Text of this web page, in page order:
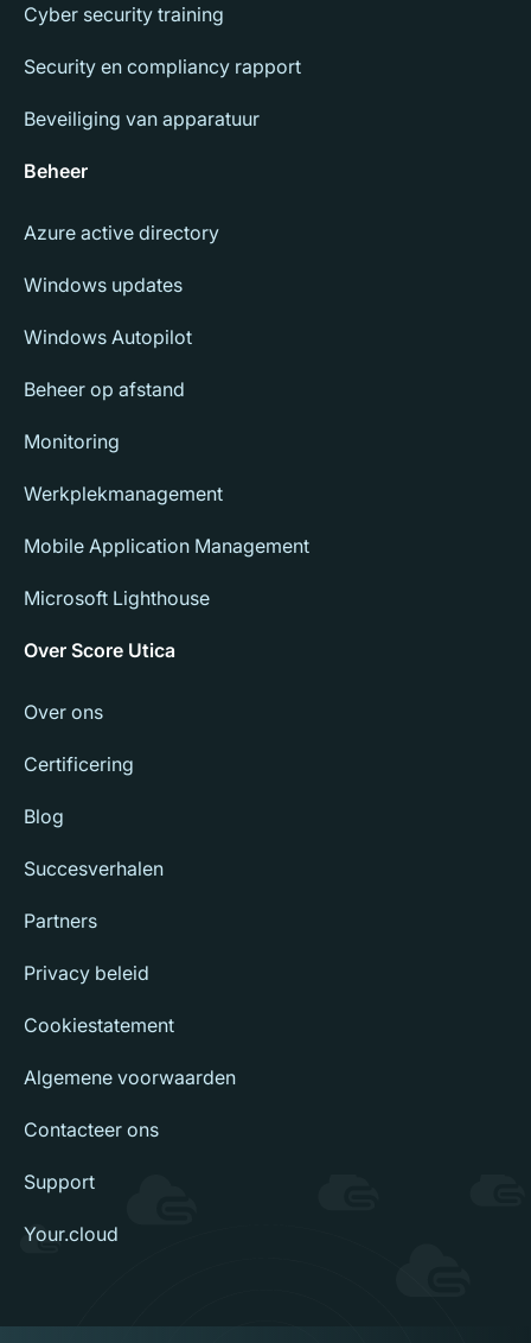
Cyber security training
Security en compliancy rapport
Beveiliging van apparatuur
Beheer
Azure active directory
Windows updates
Windows Autopilot
Beheer op afstand
Monitoring
Werkplekmanagement
Mobile Application Management
Microsoft Lighthouse
Over Score Utica
Over ons
Certificering
Blog
Succesverhalen
Partners
Privacy beleid
Cookiestatement
Algemene voorwaarden
Contacteer ons
Support
Your.cloud